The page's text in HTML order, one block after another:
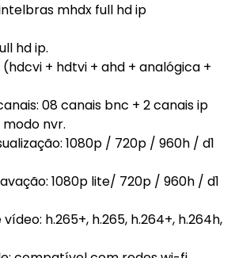
mhdx full hd ip
hd ip.
+ hdtvi + ahd + analógica +
08 canais bnc + 2 canais ip
modo nvr.
1080p / 720p / 960h / d1
1080p lite/ 720p / 960h / d1
h.265+, h.265, h.264+, h.264h,